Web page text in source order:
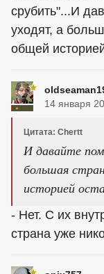
срубить"...И
уходят, а
общей
14 января
Цитата: Chertt
И давайте
большая
историей
- Нет. С их
страна уже